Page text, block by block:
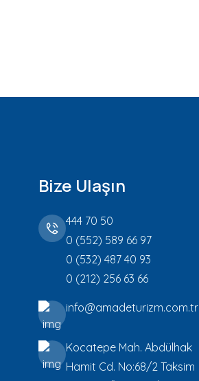
Bize Ulaşın
444 70 50
0 (552) 589 66 97
0 (532) 487 40 93
0 (212) 256 63 66
info@amadeturizm.com.tr
Kocatepe Mah. Abdülhak
Hamit Cd. No:68/2 Taksim